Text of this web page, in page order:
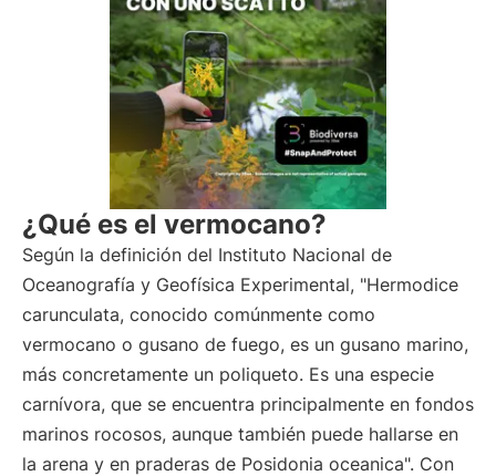
¿Qué es el vermocano?
Según la definición del Instituto Nacional de
Oceanografía y Geofísica Experimental, "Hermodice
carunculata, conocido comúnmente como
vermocano o gusano de fuego, es un gusano marino,
más concretamente un poliqueto. Es una especie
carnívora, que se encuentra principalmente en fondos
marinos rocosos, aunque también puede hallarse en
la arena y en praderas de Posidonia oceanica". Con